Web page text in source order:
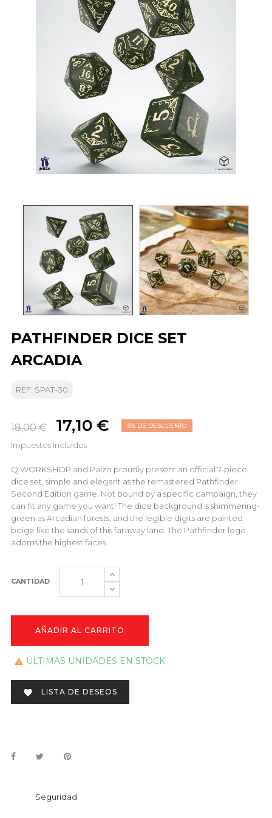
PATHFINDER DICE SET
ARCADIA
REF: SPAT-30
18,00 € 17,10 € 5% DE DESCUENTO
Impuestos incluidos
Q WORKSHOP and Paizo proudly present an official 7-piece
dice set, simple and elegant as the remastered Pathfinder
Second Edition game. Not bound by a specific campaign, they
can fit any game you want! The dice background is shimmering-
green as Arcadian forests, and the legible digits are painted
beige like the sands of this faraway land. The Pathfinder logo
adorns the highest faces.
CANTIDAD
AÑADIR AL CARRITO
 ÚLTIMAS UNIDADES EN STOCK
 LISTA DE DESEOS
Seguridad